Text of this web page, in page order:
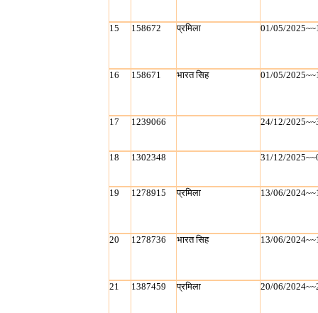
15 158672 प्रमिला 01/05/
16 158671 भारत सिह 01/05/
17 1239066 24/12/
18 1302348 31/12/
19 1278915 प्रमिला 13/06/
20 1278736 भारत सिह 13/06/
21 1387459 प्रमिला 20/06/